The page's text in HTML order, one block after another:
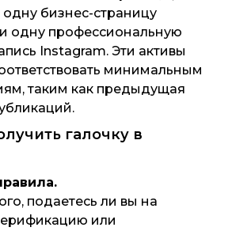
бизнес-страницу
одну профессиональную
Instagram. Эти активы
минимальным
таким как предыдущая
галочку в
подаетесь ли вы на
или